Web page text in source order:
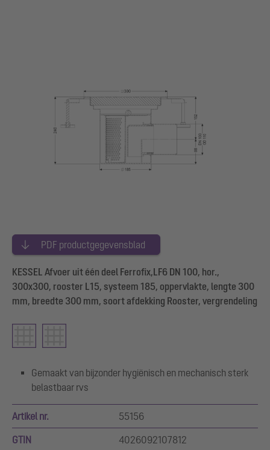
PDF productgegevensblad
KESSEL Afvoer uit één deel Ferrofix,LF6 DN 100, hor.,
300x300, rooster L15, systeem 185, oppervlakte, lengte 300
mm, breedte 300 mm, soort afdekking Rooster, vergrendeling
Gemaakt van bijzonder hygiënisch en mechanisch sterk
belastbaar rvs
Artikel nr. 55156
GTIN 4026092107812